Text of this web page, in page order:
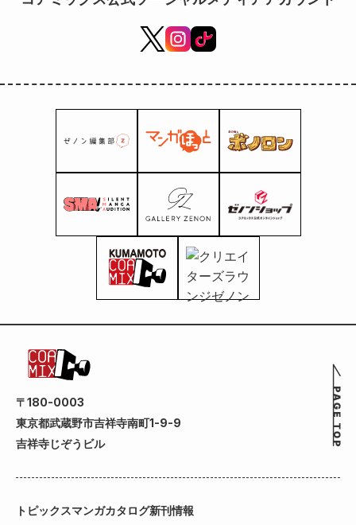
〒180-0003
東京都武蔵野市吉祥寺南町1-9-9
吉祥寺じぞうビル
トピックスマンガカタログ新刊情報